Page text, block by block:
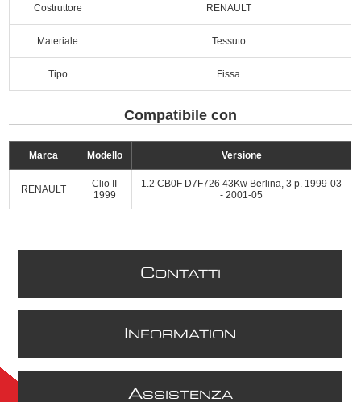
Costruttore RENAULT
Materiale Tessuto
Tipo Fissa
Compatibile con
Marca Modello Versione
RENAULT
Clio II
1999
1.2 CB0F D7F726 43Kw Berlina, 3 p. 1999-03
- 2001-05
CONTATTI
NFORMATION
ASSISTENZA